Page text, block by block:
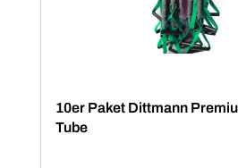
10er Paket Dittmann
Tube